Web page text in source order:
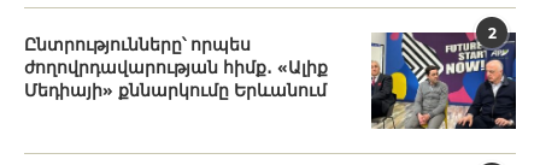
2
Ընտրությունները՝ որպես
ժողովրդավարության հիմք․ «Ալիք
Մեդիայի» քննարկումը Երևանում